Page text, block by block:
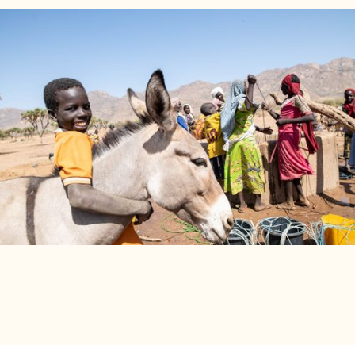
Tchad
Depuis 2004, ID intervient au Tchad,
principalement dans le sud du pays. Les
interventions y sont variées, portant sur les
sujets d’eau-assainissement, l’adaptation au
changement climatique, l’appui à la gouvernance
locale, le renforcement de la société civile ou
encore la participation citoyenne. La direction-
pays historiquement basée à Moundou – ville
jumelée avec Poitiers – a déménagé depuis
2025, à Ndjamena, tout en y gardant une base
opérationnelle.